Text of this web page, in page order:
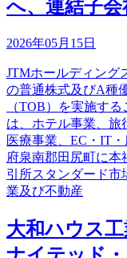
へ、連結子
2026年05月15日
JTMホールディング
の普通株式及びA種
（TOB）を実施す
は、ホテル事業、旅
医療事業、EC・IT
府泉南郡田尻町に本
引所スタンダード市
業及び不動産
大和ハウス